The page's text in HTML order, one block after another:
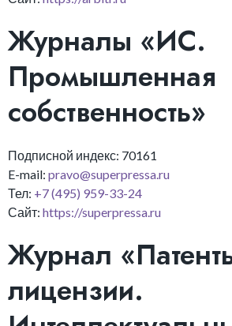
Журналы «ИС.
Промышленная
собственность»
Подписной индекс: 70161
E-mail: pravo@superpressa.ru
Тел: +7 (495) 959-33-24
Сайт: https://superpressa.ru
Журнал
лицензии.